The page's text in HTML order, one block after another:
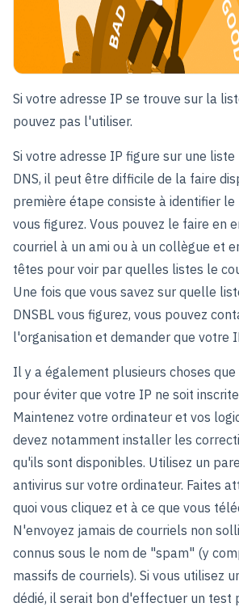
Si votre adresse IP se trouve sur la
pouvez pas l'utiliser.
Si votre adresse IP figure sur une liste
DNS, il peut être difficile de la faire
première étape consiste à identifier le
vous figurez. Vous pouvez le faire en
courriel à un ami ou à un collègue et
têtes pour voir par quelles listes le
Une fois que vous savez sur quelle
DNSBL vous figurez, vous pouvez
l'organisation et demander que votre
Il y a également plusieurs choses
pour éviter que votre IP ne soit
Maintenez votre ordinateur et vos
devez notamment installer les
qu'ils sont disponibles. Utilisez un
antivirus sur votre ordinateur. Faites
quoi vous cliquez et à ce que vous
N'envoyez jamais de courriels non
connus sous le nom de "spam" (y
massifs de courriels). Si vous utilisez
dédié, il serait bon d'effectuer un test